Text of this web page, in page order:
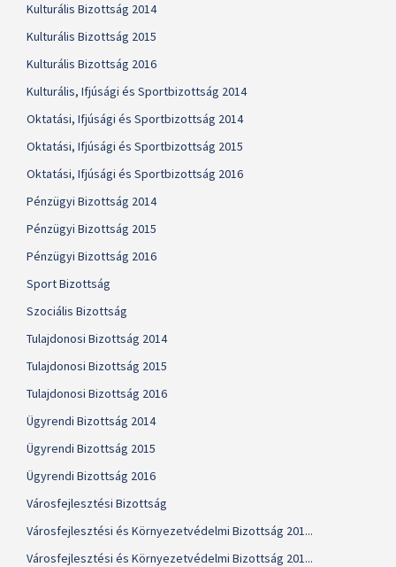
Kulturális Bizottság 2014
Kulturális Bizottság 2015
Kulturális Bizottság 2016
Kulturális, Ifjúsági és Sportbizottság 2014
Oktatási, Ifjúsági és Sportbizottság 2014
Oktatási, Ifjúsági és Sportbizottság 2015
Oktatási, Ifjúsági és Sportbizottság 2016
Pénzügyi Bizottság 2014
Pénzügyi Bizottság 2015
Pénzügyi Bizottság 2016
Sport Bizottság
Szociális Bizottság
Tulajdonosi Bizottság 2014
Tulajdonosi Bizottság 2015
Tulajdonosi Bizottság 2016
Ügyrendi Bizottság 2014
Ügyrendi Bizottság 2015
Ügyrendi Bizottság 2016
Városfejlesztési Bizottság
Városfejlesztési és Környezetvédelmi Bizottság 201...
Városfejlesztési és Környezetvédelmi Bizottság 201...